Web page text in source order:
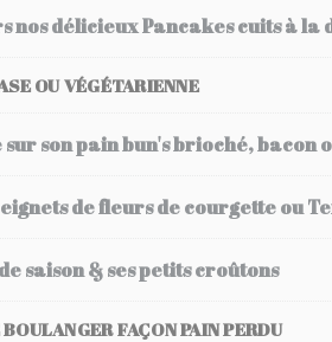
nos délicieux Pancakes cuits à la
OU VÉGÉTARIENNE
son pain bun's brioché, bacon
de fleurs de courgette ou
saison & ses petits croûtons
FAÇON PAIN PERDU